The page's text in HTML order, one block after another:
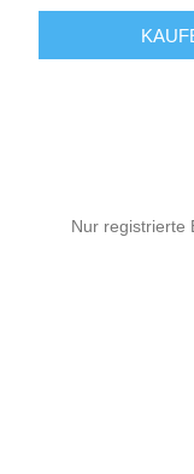
Nur registrierte